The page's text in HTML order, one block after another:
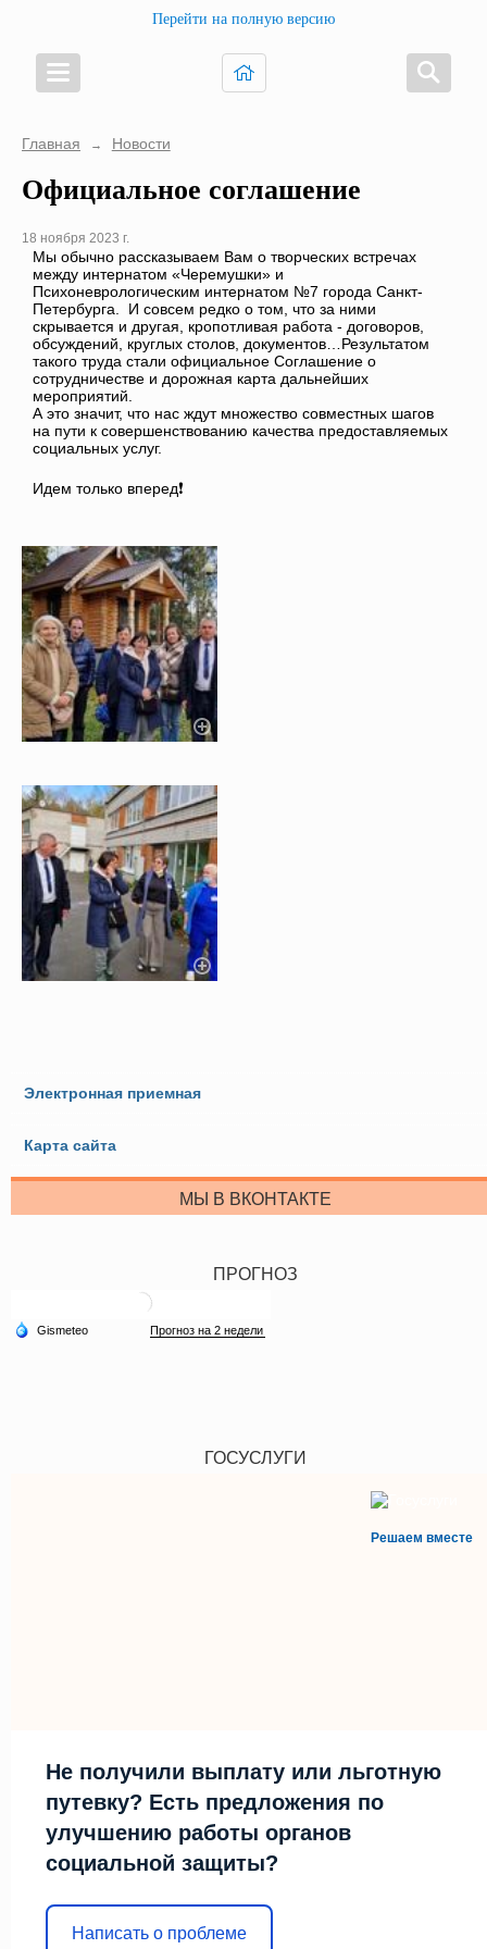
Перейти на полную версию
Главная → Новости
Официальное соглашение
18 ноября 2023 г.
Мы обычно рассказываем Вам о творческих встречах
между интернатом «Черемушки» и
Психоневрологическим интернатом №7 города Санкт-
Петербурга. И совсем редко о том, что за ними
скрывается и другая, кропотливая работа - договоров,
обсуждений, круглых столов, документов…Результатом
такого труда стали официальное Соглашение о
сотрудничестве и дорожная карта дальнейших
мероприятий.
А это значит, что нас ждут множество совместных шагов
на пути к совершенствованию качества предоставляемых
социальных услуг.
Идем только вперед❗️
Электронная приемная
Карта сайта
МЫ В ВКОНТАКТЕ
ПРОГНОЗ
ГОСУСЛУГИ
Решаем вместе
Не получили выплату или льготную
путевку? Есть предложения по
улучшению работы органов
социальной защиты?
Написать о проблеме